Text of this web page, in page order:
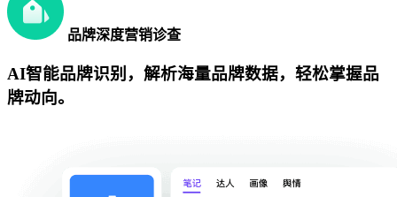
品牌深度营销诊查
AI智能品牌识别，解析海量品牌数据，轻松掌握品
牌动向。